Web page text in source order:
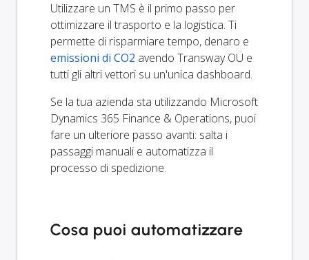
Utilizzare un TMS è il primo passo per
ottimizzare il trasporto e la logistica. Ti
permette di risparmiare tempo, denaro e
emissioni di CO2 avendo Transway OÜ e
tutti gli altri vettori su un'unica dashboard.
Se la tua azienda sta utilizzando Microsoft
Dynamics 365 Finance & Operations, puoi
fare un ulteriore passo avanti: salta i
passaggi manuali e automatizza il
processo di spedizione.
Cosa puoi automatizzare